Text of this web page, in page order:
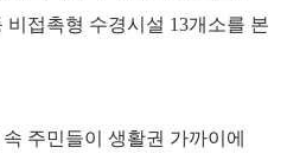
접촉형 수경시설 13개소를 본
주민들이 생활권 가까이에